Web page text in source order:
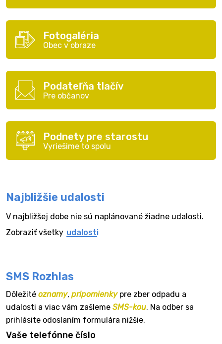
Fotogaléria
Obec v obraze
Podateľňa tlačív
Pre občanov
Podnety pre starostu
Vyriešime to spolu
Najbližšie udalosti
V najbližšej dobe nie sú naplánované žiadne udalosti.
Zobraziť všetky udalosti
SMS Rozhlas
Dôležité oznamy, pripomienkypre zber odpadu a
udalosti a viac vám zašleme SMS-kou. Na odber sa
prihlásite odoslaním formulára nižšie.
Vaše telefónne číslo